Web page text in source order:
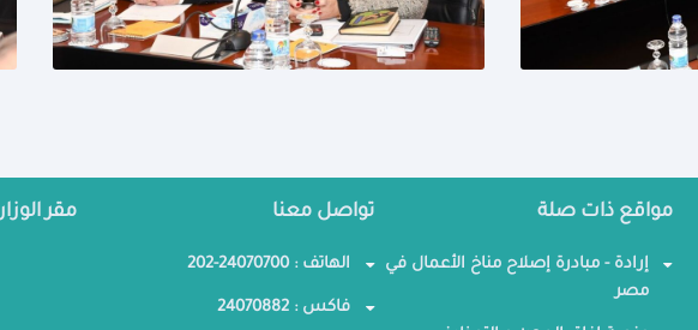
مواقع ذات صلة
إرادة - مبادرة إصلاح مناخ الأعمال في
مصر
تواصل معنا
الهاتف : 24070700-202
فاكس : 24070882
مقر